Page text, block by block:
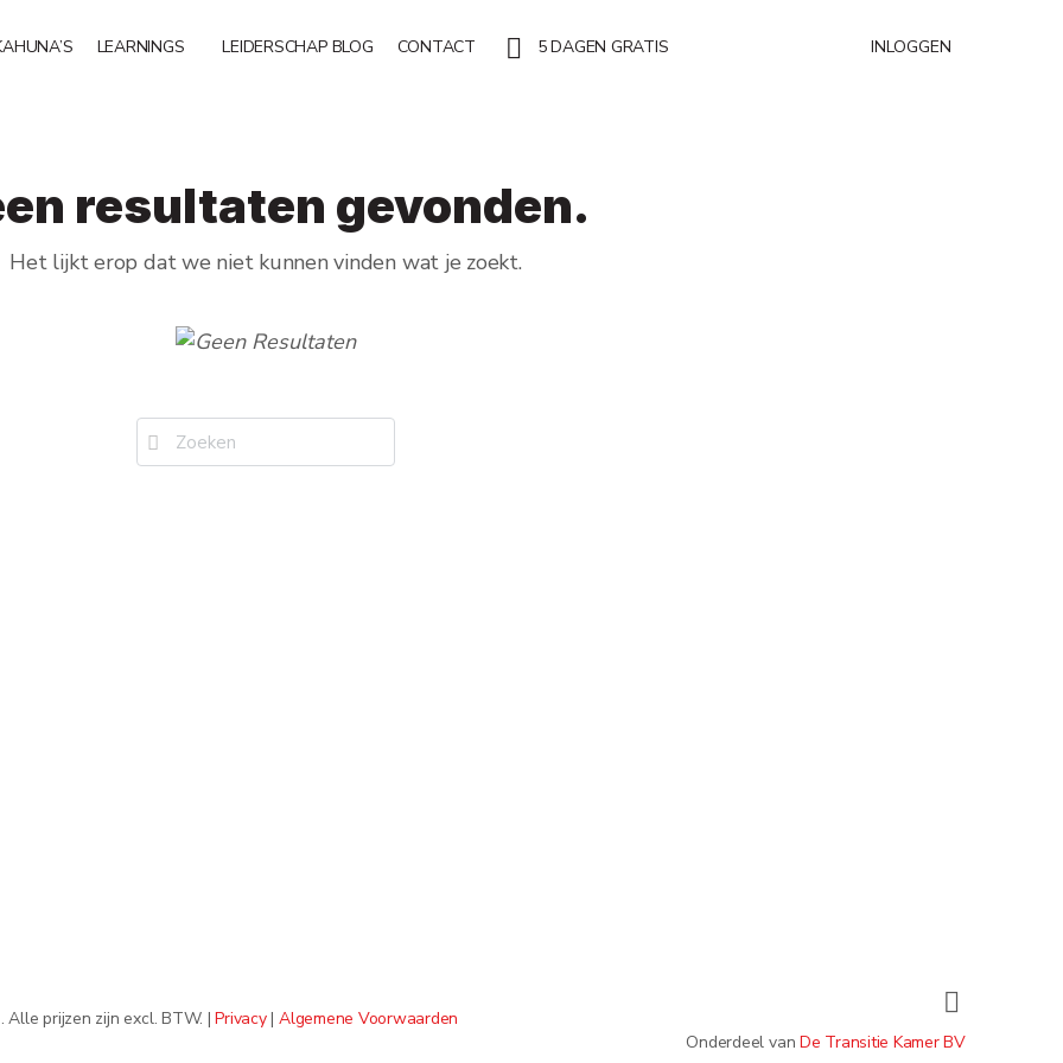
LEARNINGS LEIDERSCHAP BLOG CONTACT 5 DAGEN GRATIS INLOGGEN
resultaten gevonden.
Het lijkt erop dat we niet kunnen vinden wat je zoekt.
Zoek
naar:
Alle prijzen zijn excl. BTW. |Privacy| Algemene Voorwaarden
Onderdeel vanDe Transitie Kamer BV